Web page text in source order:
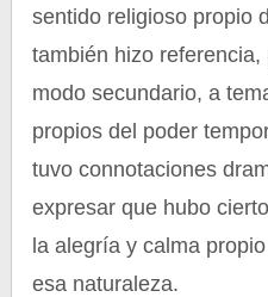
sentido religioso propio
también hizo
modo secundario, a
propios del poder
tuvo connotaciones
expresar que hubo
la alegría y calma
esa naturaleza.